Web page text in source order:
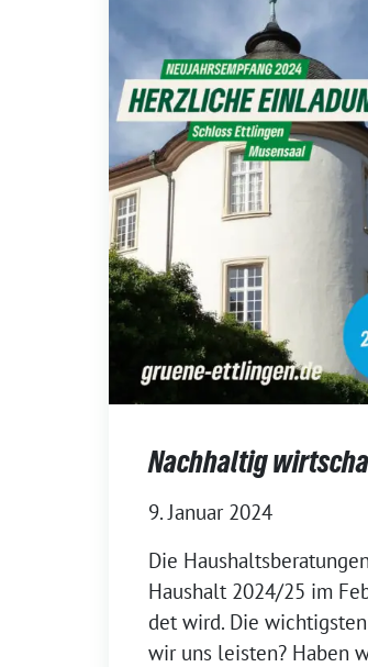
Nachhaltig
9. Januar 2024
Die
Haushalt 2024/25 im
det wird. Die
wir uns leisten? Haben